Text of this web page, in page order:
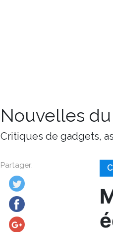
Nouvelles
Critiques de gadgets,
Partager: